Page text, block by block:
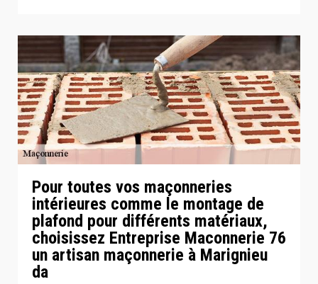
Pour toutes vos maçonneries
intérieures comme le montage de
plafond pour différents matériaux,
choisissez Entreprise Maconnerie 76
un artisan maçonnerie à Marignieu
da